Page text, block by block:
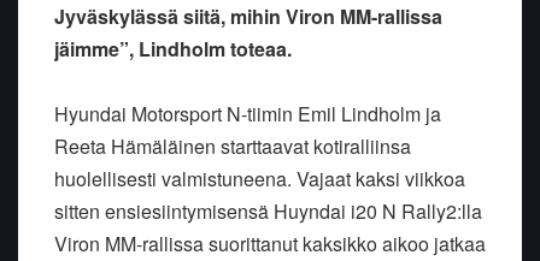
Jyväskylässä siitä, mihin Viron MM-rallissa
jäimme”, Lindholm toteaa.
Hyundai Motorsport N-tiimin Emil Lindholm ja
Reeta Hämäläinen starttaavat kotiralliinsa
huolellisesti valmistuneena. Vajaat kaksi viikkoa
sitten ensiesiintymisensä Huyndai i20 N Rally2:lla
Viron MM-rallissa suorittanut kaksikko aikoo jatkaa